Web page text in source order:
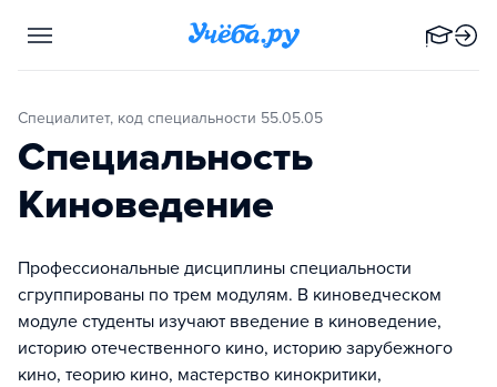
Специалитет, код специальности 55.05.05
Специальность
Киноведение
Профессиональные дисциплины специальности
сгруппированы по трем модулям. В киноведческом
модуле студенты изучают введение в киноведение,
историю отечественного кино, историю зарубежного
кино, теорию кино, мастерство кинокритики,